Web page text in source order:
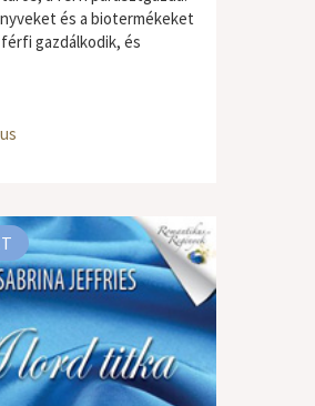
és a biotermékeket
férfi gazdálkodik, és